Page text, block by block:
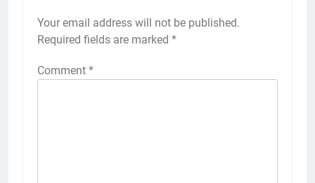
Your email address will not be published.
Required fields are marked *
Comment *